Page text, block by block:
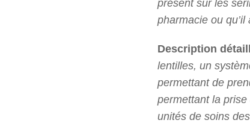
présent sur les
pharmacie ou
Description
lentilles, un
permettant de
permettant la prise
unités de soins